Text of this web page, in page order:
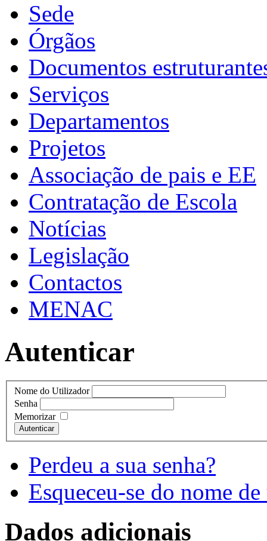
Sede
Órgãos
Documentos
Serviços
Departamentos
Projetos
Associação de pais e EE
Contratação de Escola
Notícias
Legislação
Contactos
MENAC
Autenticar
Nome do Utilizador
Senha
Memorizar
Autenticar
Perdeu a sua senha?
Esqueceu-se do nome
Dados adicionais